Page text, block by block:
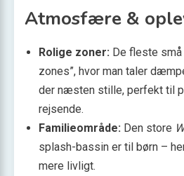
Atmosfære &
Rolige zoner: De fleste
zones”, hvor man taler
der næsten stille, perfekt til
rejsende.
Familieområde: Den store
splash-bassin er til børn –
mere livligt.